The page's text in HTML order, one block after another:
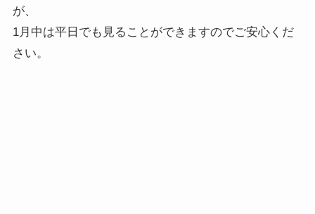
が、
1月中は平日でも見ることができますのでご安心くだ
さい。